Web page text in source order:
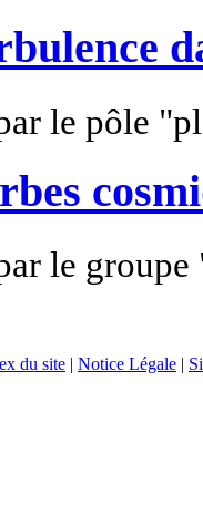
le pôle
le groupe
du site Notice Légale